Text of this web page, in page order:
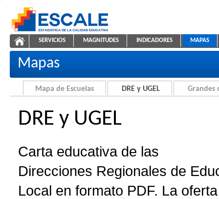
ESCALE - Unidad de Estadística Educativa
Carta educativa de DRE y UGEL
NAVEGACIÓN
SERVICIOS MAGNITUDES INDICADORES MAPAS
Mapas
Mapa de Escuelas DRE y UGEL Grandes
DRE y UGEL
Carta educativa de las
Direcciones Regionales de
Local en formato PDF. La